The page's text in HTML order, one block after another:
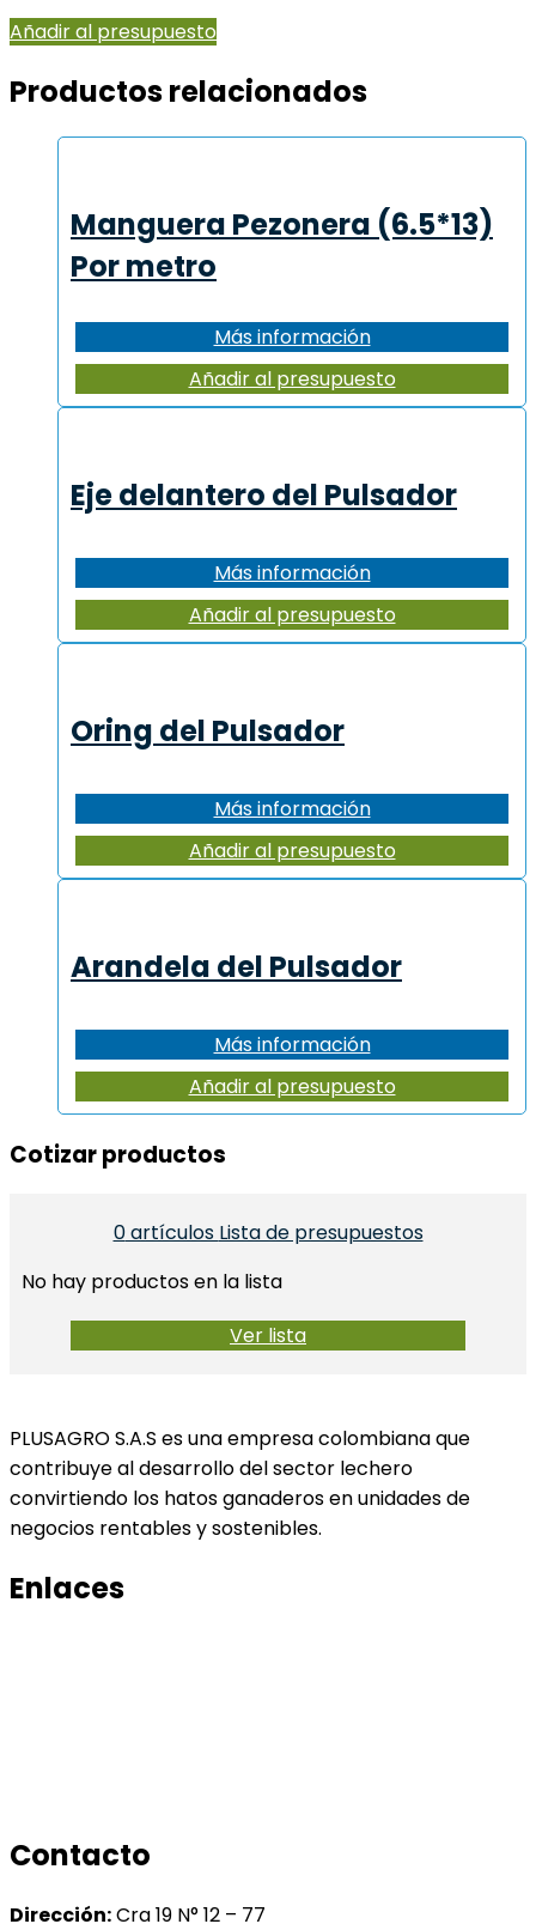
Añadir al presupuesto
Productos relacionados
Manguera Pezonera (6.5*13)
Por metro
Más información
Añadir al presupuesto
Eje delantero del Pulsador
Más información
Añadir al presupuesto
Oring del Pulsador
Más información
Añadir al presupuesto
Arandela del Pulsador
Más información
Añadir al presupuesto
Cotizar productos​
0artículos Lista de presupuestos
No hay productos en la lista
Ver lista
PLUSAGRO S.A.S es una empresa colombiana que
contribuye al desarrollo del sector lechero
convirtiendo los hatos ganaderos en unidades de
negocios rentables y sostenibles.
Enlaces
Contacto
Dirección:Cra 19 N° 12 – 77